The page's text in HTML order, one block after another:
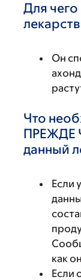
Для чего
Он
Что
ПРЕЖДЕ
данный
Если
как
Если